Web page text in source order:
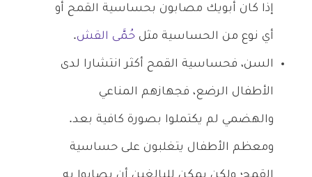
إذا كان أبويك مصابون بحساسية القمح أو
أي نوع من الحساسية مثل حُمَّى القش.
السن، فحساسية القمح أكثر انتشارا لدى
الأطفال الرضع، فجهازهم المناعي
والهضمي لم يكتملوا بصورة كافية بعد.
ومعظم الأطفال يتغلبون على حساسية